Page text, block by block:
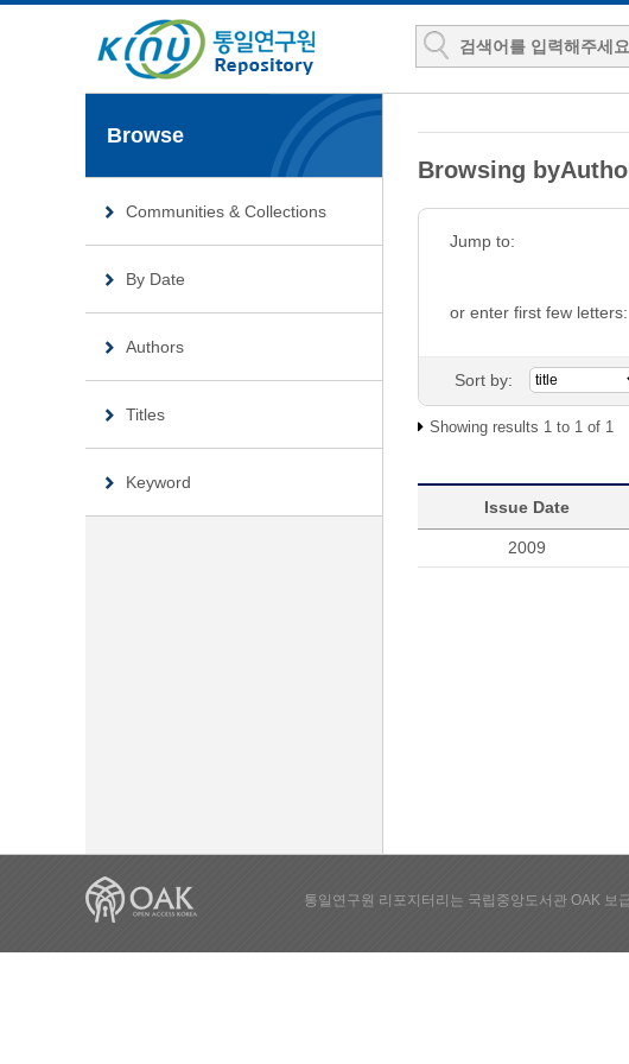
Browse
Communities & Collections
By Date
Authors
Titles
Keyword
Browsing
Jump to:
or enter first few letters:
Sort by:
Showing results 1 to 1 of 1
Issue Date
2009
통일연구원 리포지터리는 국립중앙도서관 OAK 보